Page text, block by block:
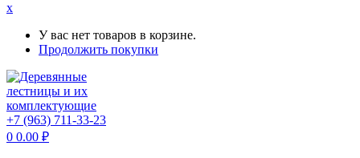
x
У вас нет товаров в корзине.
Продолжить покупки
+7 (963) 711-33-23
0 0.00 ₽